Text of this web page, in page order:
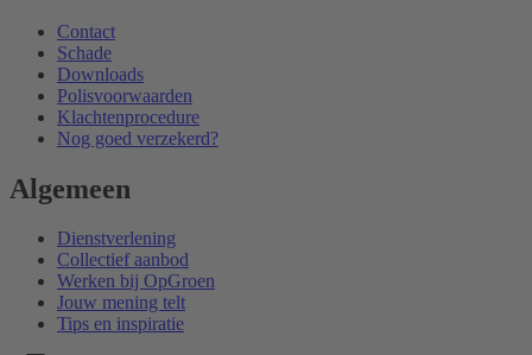
Contact
Schade
Downloads
Polisvoorwaarden
Klachtenprocedure
Nog goed verzekerd?
Algemeen
Dienstverlening
Collectief aanbod
Werken bij OpGroen
Jouw mening telt
Tips en inspiratie